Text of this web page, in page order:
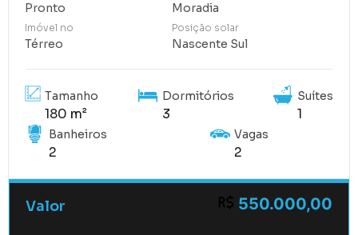
Pronto Moradia
Imóvel no
Térreo
Posição solar
Nascente Sul
Tamanho
180 m²
Dormitórios
3
Suítes
1
Banheiros
2
Vagas
2
Valor 550.000,00